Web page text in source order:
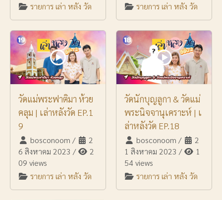
รายการ เล่า หลัง วัด รายการ เล่า หลัง วัด
วัดแม่พระฟาติมา ห้วย
คลุม | เล่าหลังวัด EP.1
9
bosconoom /
2
6 สิงหาคม 2023 /
2
09 views
รายการ เล่า หลัง วัด
วัดนักบุญลูกา & วัดแม่
พระนิจจานุเคราะห์ | เ
ล่าหลังวัด EP.18
bosconoom /
2
1 สิงหาคม 2023 /
1
54 views
รายการ เล่า หลัง วัด